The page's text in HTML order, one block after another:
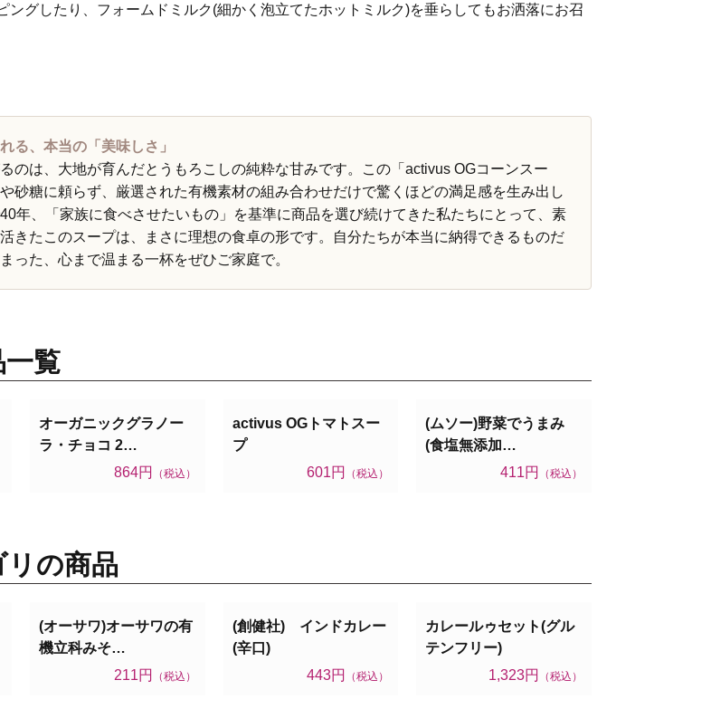
ングしたり、フォームドミルク(細かく泡立てたホットミルク)を垂らしてもお洒落にお召
る、本当の「美味しさ」
のは、大地が育んだとうもろこしの純粋な甘みです。この「activus OGコーンスー
砂糖に頼らず、厳選された有機素材の組み合わせだけで驚くほどの満足感を生み出し
年、「家族に食べさせたいもの」を基準に商品を選び続けてきた私たちにとって、素
きたこのスープは、まさに理想の食卓の形です。自分たちが本当に納得できるものだ
った、心まで温まる一杯をぜひご家庭で。
覧
オーガニックグラノー
ラ・チョコ 2…
864円
（税込）
activus OGトマトスー
プ
601円
（税込）
(ムソー)野菜でうまみ
(食塩無添加…
411円
（税込）
リの商品
(オーサワ)オーサワの有
機立科みそ…
211円
（税込）
(創健社) インドカレー
(辛口)
443円
（税込）
カレールゥセット(グル
テンフリー)
1,323円
（税込）